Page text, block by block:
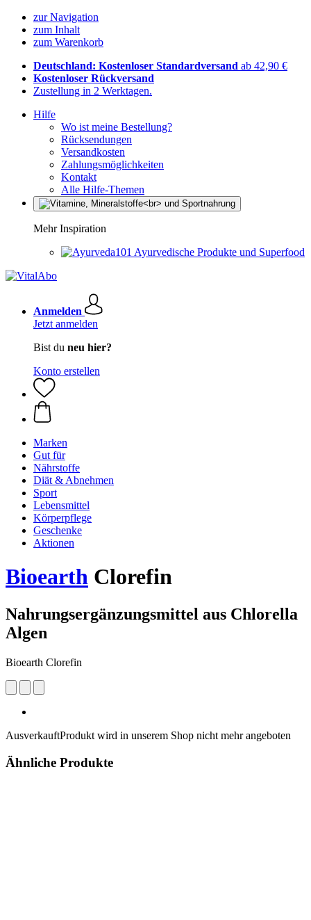
zur Navigation
zum Inhalt
zum Warenkorb
Deutschland: Kostenloser Standardversand ab 42,90 €
Kostenloser Rückversand
Zustellung in 2 Werktagen.
Hilfe
Wo ist meine Bestellung?
Rücksendungen
Versandkosten
Zahlungsmöglichkeiten
Kontakt
Alle Hilfe-Themen
Mehr Inspiration
Ayurvedische Produkte und Superfood
Anmelden
Jetzt anmelden
Bist du neu hier?
Konto erstellen
Marken
Gut für
Nährstoffe
Diät & Abnehmen
Sport
Lebensmittel
Körperpflege
Geschenke
Aktionen
Bioearth Clorefin
Nahrungsergänzungsmittel aus Chlorella
Algen
Bioearth Clorefin
AusverkauftProdukt wird in unserem Shop nicht mehr angeboten
Ähnliche Produkte